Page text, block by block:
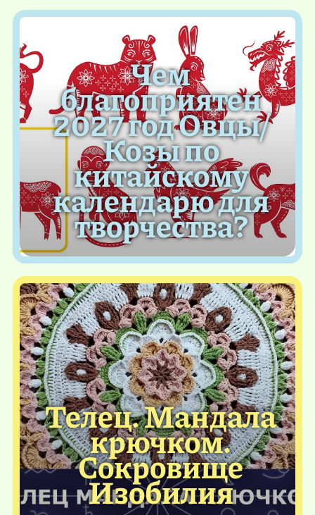
Чем
благоприятен
2027 год Овцы/
Козы по
китайскому
календарю для
творчества?
Телец. Мандала
крючком.
Сокровище
Изобилия